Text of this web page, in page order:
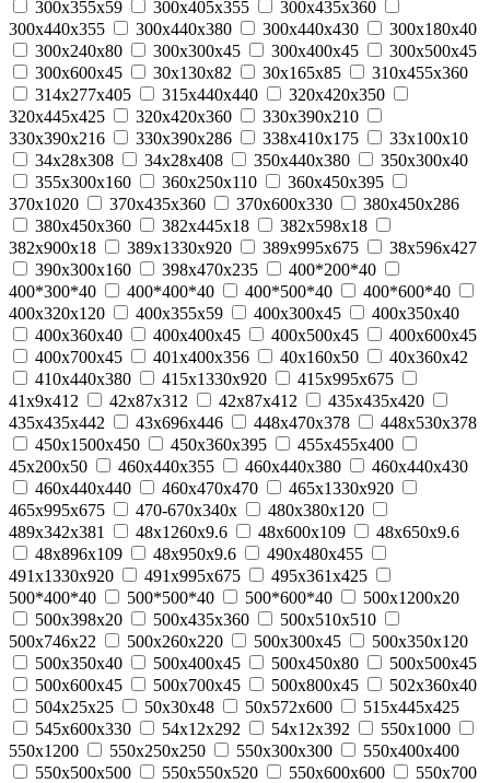
300x355x59 300x405x355
300x435x360
300x440x355
300x440x380 300x440x430
300х180х40
300х240х80
300х300х45 300х400х45
300х500х45
300х600х45
30x130x82 30x165x85
310х455х360
314x277x405
315x440x440
320x420x350
320x445x425
320х420х360
330x390x210
330x390x216
330x390x286 338x410x175
33x100x10
34x28x308
34x28x408 350x440x380
350х300х40
355х300х160
360x250x110
360х450х395
370x1020
370x435x360 370x600x330
380x450x286
380x450x360
382x445x18
382x598x18
382x900x18
389x1330x920 389x995x675
38x596x427
390x300x160
398x470x235
400*200*40
400*300*40
400*400*40 400*500*40
400*600*40
400x320x120
400x355x59 400х300х45
400х350х40
400х360х40
400х400х45 400х500х45
400х600х45
400х700х45
401x400x356 40x160x50
40x360x42
410x440x380
415x1330x920
415x995x675
41x9x412
42x87x312 42x87x412
435х435х420
435х435х442
43x696x446 448x470x378
448x530x378
450x1500x450
450х360х395
455х455х400
45x200x50
460x440x355 460x440x380
460x440x430
460x440x440
460x470x470
465x1330x920
465x995x675
470-670x340x
480x380x120
489x342x381
48x1260x9.6 48x600x109
48x650x9.6
48x896x109
48x950x9.6
490x480x455
491x1330x920
491x995x675
495x361x425
500*400*40
500*500*40 500*600*40
500x1200x20
500x398x20
500x435x360
500x510x510
500x746x22
500х260х220 500х300х45
500х350х120
500х350х40
500х400х45 500х450х80
500х500х45
500х600х45
500х700х45 500х800х45
502х360х40
504x25x25
50x30x48 50x572x600
515x445x425
545x600x330
54x12x292 54x12x392
550x1000
550x1200
550x250x250 550x300x300
550x400x400
550x500x500
550x550x520 550x600x600
550x700